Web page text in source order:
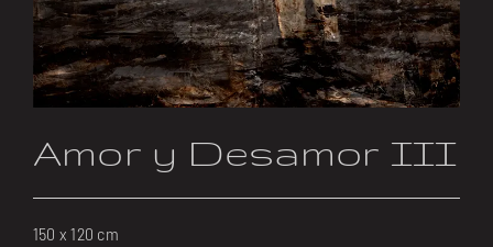
Amor y Desamor III
150 x 120 cm